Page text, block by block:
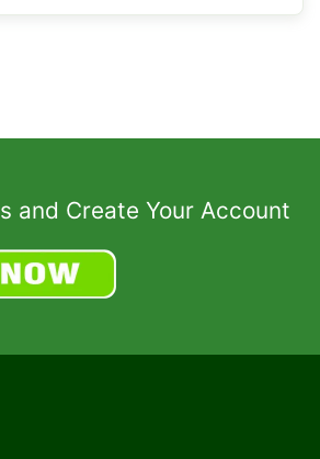
and Create Your Account